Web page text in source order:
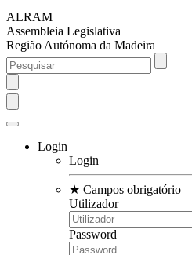
ALRAM
Assembleia Legislativa
Região Autónoma da Madeira
Login
Login
★ Campos obrigatório
Utilizador
Password